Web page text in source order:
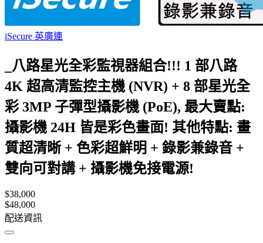
iSecure 英廣連
_八路星光全彩監視器組合!!! 1 部八路
4K 超高清監控主機 (NVR) + 8 部星光全
彩 3MP 子彈型攝影機 (PoE), 最大賣點:
攝影機 24H 皆是彩色畫面! 其他特點: 畫
質超清晰 + 色彩超鮮明 + 錄影兼錄音 +
雙向可對講 + 攝影機免接電源!
$38,000
$48,000
配送資訊